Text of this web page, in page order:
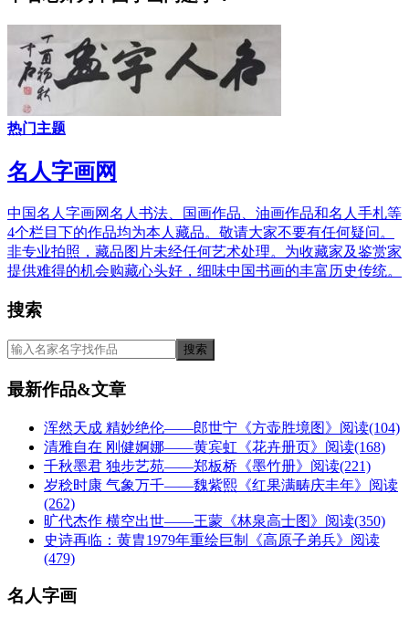
热门主题
名人字画网
中国名人字画网名人书法、国画作品、油画作品和名人手札等
4个栏目下的作品均为本人藏品。敬请大家不要有任何疑问。
非专业拍照，藏品图片未经任何艺术处理。为收藏家及鉴赏家
提供难得的机会购藏心头好，细味中国书画的丰富历史传统。
搜索
最新作品&文章
浑然天成 精妙绝伦——郎世宁《方壶胜境图》 阅读(104)
清雅自在 刚健婀娜——黄宾虹《花卉册页》 阅读(168)
千秋墨君 独步艺苑——郑板桥《墨竹册》 阅读(221)
岁稔时康 气象万千——魏紫熙《红果满畴庆丰年》 阅读
(262)
旷代杰作 横空出世——王蒙《林泉高士图》 阅读(350)
史诗再临：黄胄1979年重绘巨制《高原子弟兵》 阅读
(479)
名人字画